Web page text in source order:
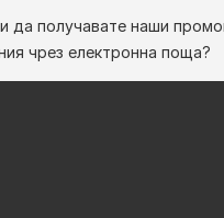
да получавате наши
чрез електронна поща?